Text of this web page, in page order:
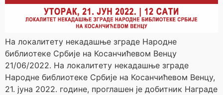
На локалитету некадашње зграде Народне
библиотеке Србије на Косанчићевом Венцу
21/06/2022. На локалитету некадашње зграде
Народне библиотеке Србије на Косанчићевом Венцу,
21. јуна 2022. године, проглашен је добитник Награде